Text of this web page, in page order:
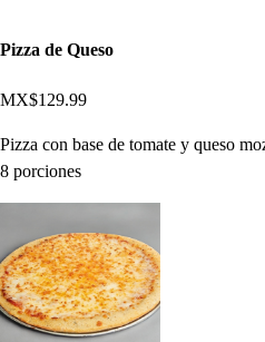
Pizza de Queso
MX$129.99
Pizza con base de tomate y queso
8 porciones